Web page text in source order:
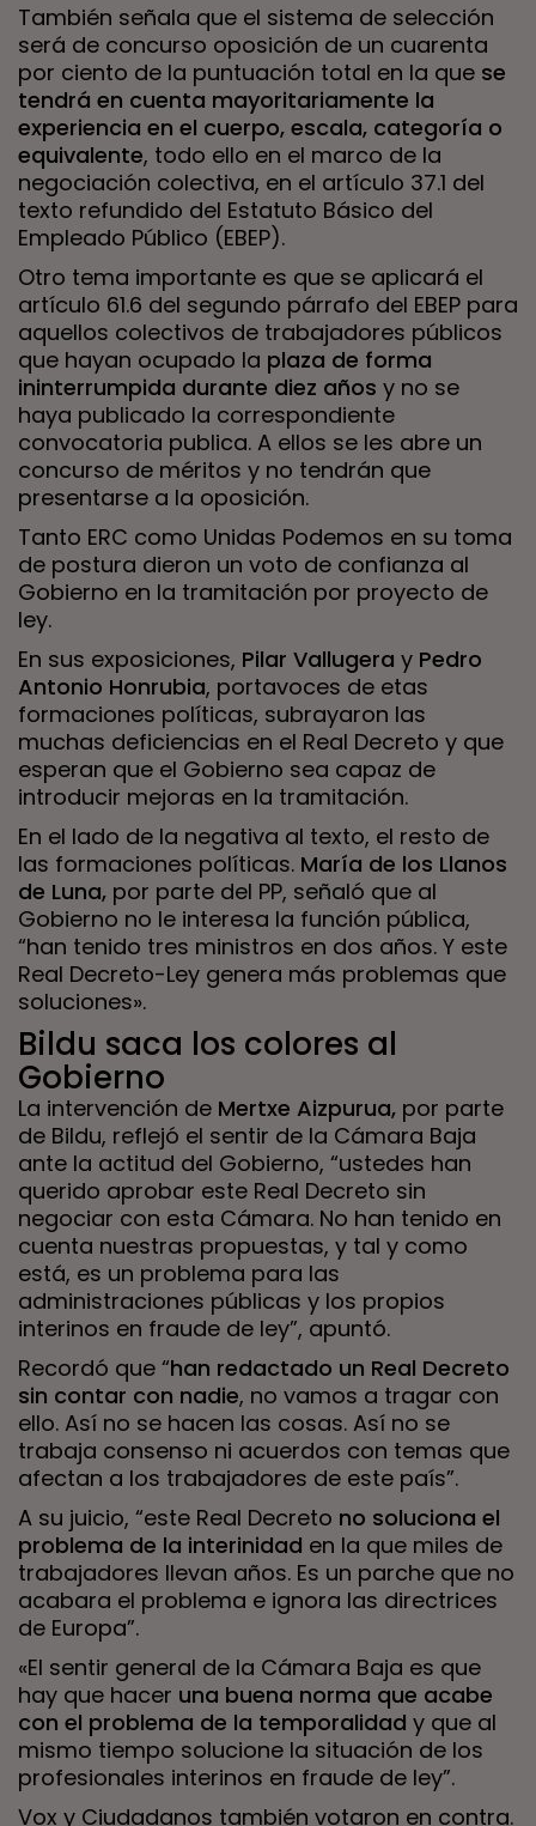
También señala que el sistema de selección
será de concurso oposición de un cuarenta
por ciento de la puntuación total en la que se
tendrá en cuenta mayoritariamente la
experiencia en el cuerpo, escala, categoría o
equivalente, todo ello en el marco de la
negociación colectiva, en el artículo 37.1 del
texto refundido del Estatuto Básico del
Empleado Público (EBEP).
Otro tema importante es que se aplicará el
artículo 61.6 del segundo párrafo del EBEP para
aquellos colectivos de trabajadores públicos
que hayan ocupado la plaza de forma
ininterrumpida durante diez años y no se
haya publicado la correspondiente
convocatoria publica. A ellos se les abre un
concurso de méritos y no tendrán que
presentarse a la oposición.
Tanto ERC como Unidas Podemos en su toma
de postura dieron un voto de confianza al
Gobierno en la tramitación por proyecto de
ley.
En sus exposiciones, Pilar Vallugera y Pedro
Antonio Honrubia, portavoces de etas
formaciones políticas, subrayaron las
muchas deficiencias en el Real Decreto y que
esperan que el Gobierno sea capaz de
introducir mejoras en la tramitación.
En el lado de la negativa al texto, el resto de
las formaciones políticas. María de los Llanos
de Luna, por parte del PP, señaló que al
Gobierno no le interesa la función pública,
“han tenido tres ministros en dos años. Y este
Real Decreto-Ley genera más problemas que
soluciones».
Bildu saca los colores al
Gobierno
La intervención de Mertxe Aizpurua, por parte
de Bildu, reflejó el sentir de la Cámara Baja
ante la actitud del Gobierno, “ustedes han
querido aprobar este Real Decreto sin
negociar con esta Cámara. No han tenido en
cuenta nuestras propuestas, y tal y como
está, es un problema para las
administraciones públicas y los propios
interinos en fraude de ley”, apuntó.
Recordó que “han redactado un Real Decreto
sin contar con nadie, no vamos a tragar con
ello. Así no se hacen las cosas. Así no se
trabaja consenso ni acuerdos con temas que
afectan a los trabajadores de este país”.
A su juicio, “este Real Decreto no soluciona el
problema de la interinidad en la que miles de
trabajadores llevan años. Es un parche que no
acabara el problema e ignora las directrices
de Europa”.
«El sentir general de la Cámara Baja es que
hay que hacer una buena norma que acabe
con el problema de la temporalidad y que al
mismo tiempo solucione la situación de los
profesionales interinos en fraude de ley”.
Vox y Ciudadanos también votaron en contra.